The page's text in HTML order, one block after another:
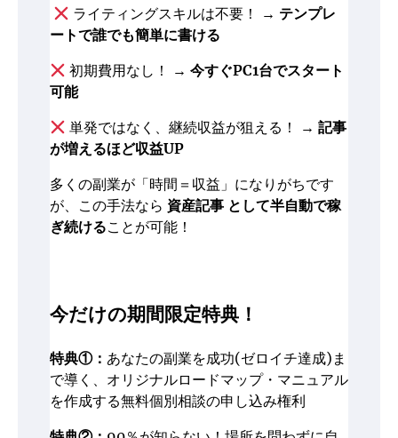
ライティングスキルは不要！ → テンプレ
ートで誰でも簡単に書ける
初期費用なし！ →今すぐPC1台でスタート
可能
単発ではなく、継続収益が狙える！ → 記事
が増えるほど収益UP
多くの副業が「時間＝収益」になりがちです
が、この手法なら 資産記事 として半自動で稼
ぎ続けることが可能！
今だけの期間限定特典！
特典①： あなたの副業を成功(ゼロイチ達成)ま
で導く、オリジナルロードマップ・マニュアル
を作成する無料個別相談の申し込み権利